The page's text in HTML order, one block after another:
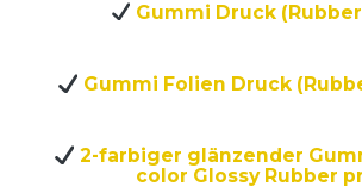
Gummi Druck
Gummi Folien Druck
2-farbiger glänzender
color Glossy Rubber